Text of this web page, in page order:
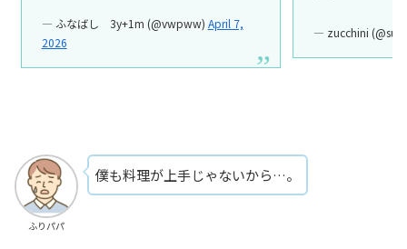
— ふなばし 3y+1m (@vwpww) April 7,
2026
— zucchini
ふりパパ
僕も料理が上手じゃないから…。